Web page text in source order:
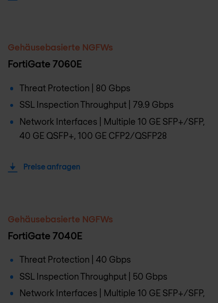
Gehäusebasierte NGFWs
FortiGate 7060E
Threat Protection | 80 Gbps
SSL Inspection Throughput | 79.9 Gbps
Network Interfaces | Multiple 10 GE SFP+/SFP,
40 GE QSFP+, 100 GE CFP2/QSFP28
Preise anfragen
Gehäusebasierte NGFWs
FortiGate 7040E
Threat Protection | 40 Gbps
SSL Inspection Throughput | 50 Gbps
Network Interfaces | Multiple 10 GE SFP+/SFP,